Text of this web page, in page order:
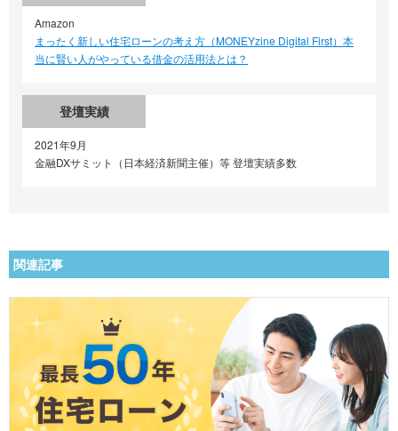
Amazon
まったく新しい住宅ローンの考え方（MONEYzine Digital First）本
当に賢い人がやっている借金の活用法とは？
登壇実績
2021年9月
金融DXサミット（日本経済新聞主催）等 登壇実績多数
関連記事